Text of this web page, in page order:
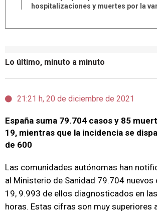
Lo último, minuto a minuto
21:21 h, 20 de diciembre de 2021
España suma 79.704 casos y 85
19, mientras que la incidencia se
de 600
Las comunidades autónomas han
al Ministerio de Sanidad 79.704 nuevos
19, 9.993 de ellos diagnosticados en
horas. Estas cifras son muy superiores
hospitalizaciones y muertes por la